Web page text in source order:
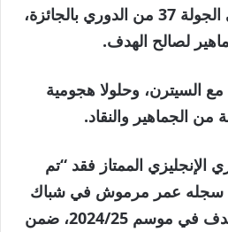
مرموش الذي أحرزه في الجولة 37 من الدوري بالجائزة،
لصالح الهدف.
السيترن، وحلولا هجومية
من الجماهير والنقاد.
الممتاز فقد “تم
سجله عمر مرموش في شباك
نادي بورنموث كأفضل هدف في موسم 2024/25، ضمن